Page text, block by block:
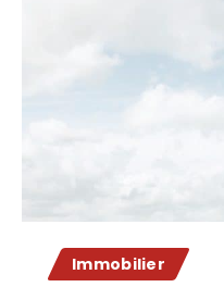
Immobilier